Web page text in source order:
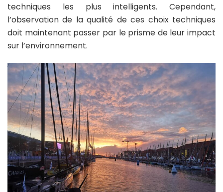
techniques les plus intelligents. Cependant,
l’observation de la qualité de ces choix techniques
doit maintenant passer par le prisme de leur impact
sur l’environnement.